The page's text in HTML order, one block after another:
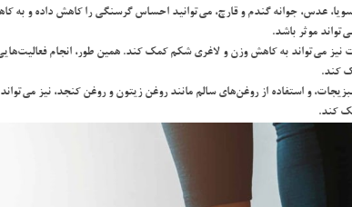
سويا، عدس، جوانه گندم و قارچ، مي‌توانيد احساس گرسنگي را كاهش داده
موثر باشد.
نيز مي‌تواند به كاهش وزن و لاغري شكم كمك كند. همين طور، انجام
كند.
و استفاده از روغن‌هاي سالم مانند روغن زيتون و روغن كنجد، نيز
كند.